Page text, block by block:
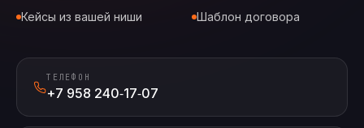
Кейсы из вашей ниши
Шаблон договора
ТЕЛЕФОН
+7 958 240‑17‑07